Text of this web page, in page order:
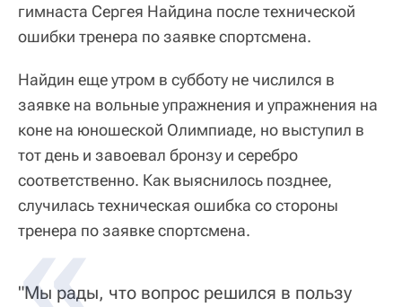
гимнаста Сергея Найдина после технической
ошибки тренера по заявке спортсмена.
Найдин еще утром в субботу не числился в
заявке на вольные упражнения и упражнения на
коне на юношеской Олимпиаде, но выступил в
тот день и завоевал бронзу и серебро
соответственно. Как выяснилось позднее,
случилась техническая ошибка со стороны
тренера по заявке спортсмена.
"Мы рады, что вопрос решился в пользу